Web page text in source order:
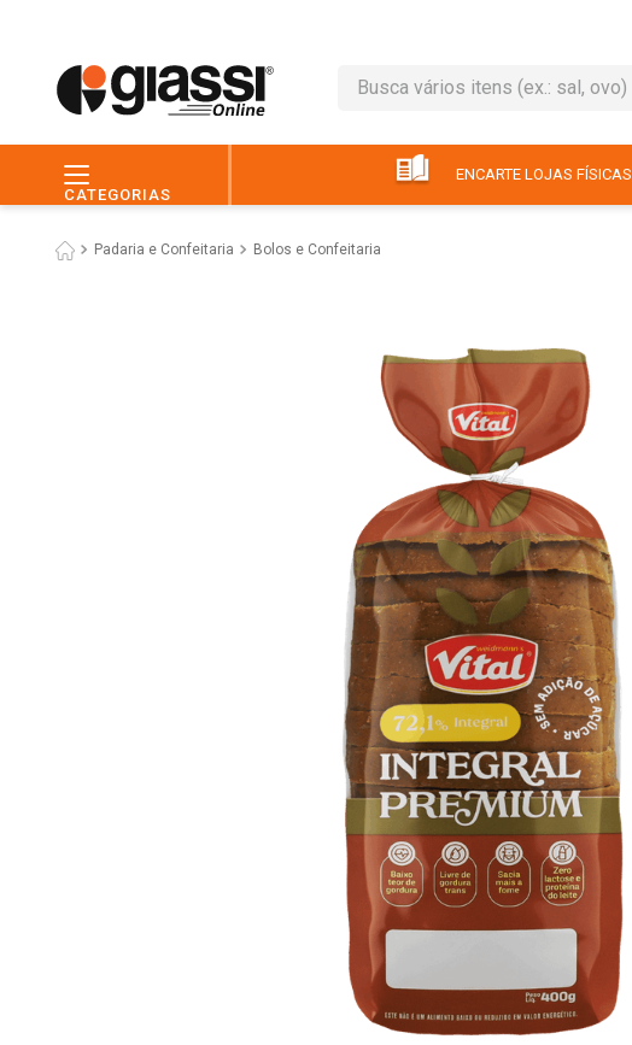
Busca vários itens (ex.: sal, ovo)
CATEGORIAS
ENCARTE LOJAS FÍSICAS
Padaria e Confeitaria Bolos e Confeitaria
leite
3º
º
macarrão
iogurte
º ovo
10º arroz